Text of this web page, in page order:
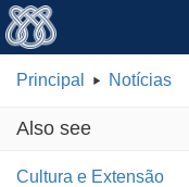
Principal Notícias
Also see
Cultura e Extensão